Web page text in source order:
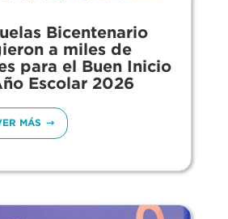
Bicentenario
a miles de
para el Buen Inicio
Escolar 2026
MÁS